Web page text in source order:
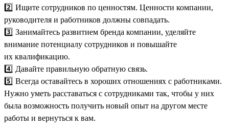
2️⃣ Ищите сотрудников по ценностям. Ценности компании,
руководителя и работников должны совпадать.
3️⃣ Занимайтесь развитием бренда компании, уделяйте
внимание потенциалу сотрудников и повышайте
их квалификацию.
4️⃣ Давайте правильную обратную связь.
5️⃣ Всегда оставайтесь в хороших отношениях с работниками.
Нужно уметь расставаться с сотрудниками так, чтобы у них
была возможность получить новый опыт на другом месте
работы и вернуться к вам.